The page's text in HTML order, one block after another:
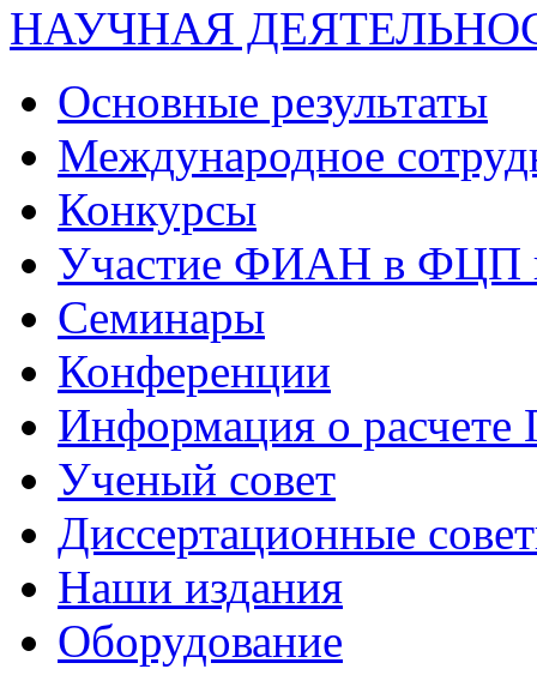
НАУЧНАЯ
Основные результаты
Международное
Конкурсы
Участие ФИАН в ФЦП
Семинары
Конференции
Информация о
Ученый совет
Диссертационные
Наши издания
Оборудование